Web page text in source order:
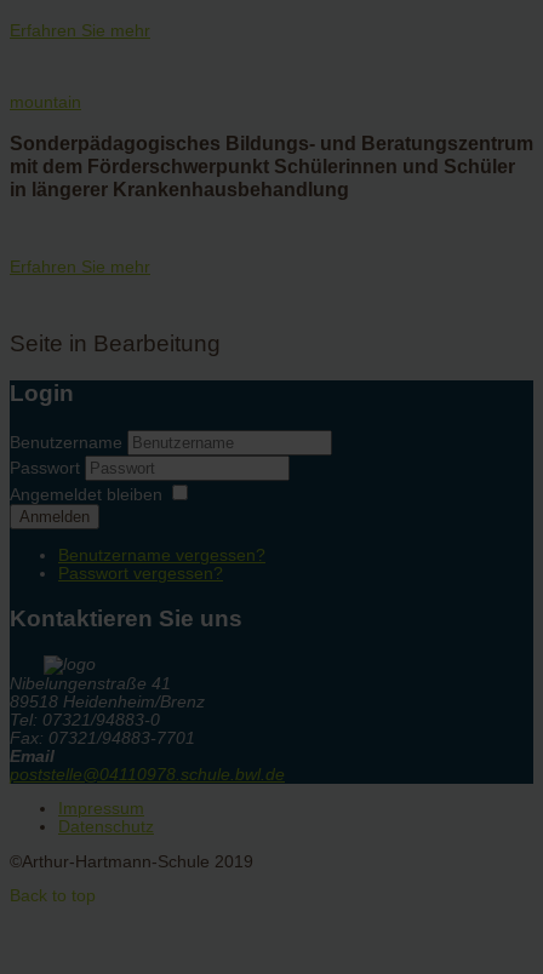
Erfahren Sie mehr
mountain
Sonderpädagogisches Bildungs- und Beratungszentrum
mit dem Förderschwerpunkt Schülerinnen und Schüler
in längerer Krankenhausbehandlung
Erfahren Sie mehr
Seite in Bearbeitung
Login
Benutzername
Passwort
Angemeldet bleiben
Anmelden
Benutzername vergessen?
Passwort vergessen?
Kontaktieren Sie uns
Nibelungenstraße 41
89518 Heidenheim/Brenz
Tel: 07321/94883-0
Fax: 07321/94883-7701
Email
poststelle@04110978.schule.bwl.de
Impressum
Datenschutz
©Arthur-Hartmann-Schule 2019
Back to top